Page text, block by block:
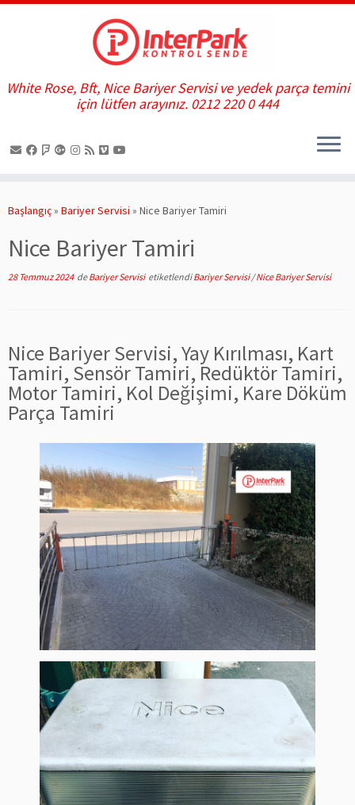
to
White Rose, Bft, Nice Bariyer Servisi ve yedek parça temini
için lütfen arayınız. 0212 220 0 444
Başlangıç» Bariyer Servisi » Nice Bariyer Tamiri
Nice Bariyer Tamiri
28 Temmuz 2024deBariyer Servisi etiketlendiBariyer Servisi/Nice Bariyer Servisi
Nice Bariyer Servisi, Yay Kırılması, Kart
Tamiri, Sensör Tamiri, Redüktör Tamiri,
Motor Tamiri, Kol Değişimi, Kare Döküm
Parça Tamiri